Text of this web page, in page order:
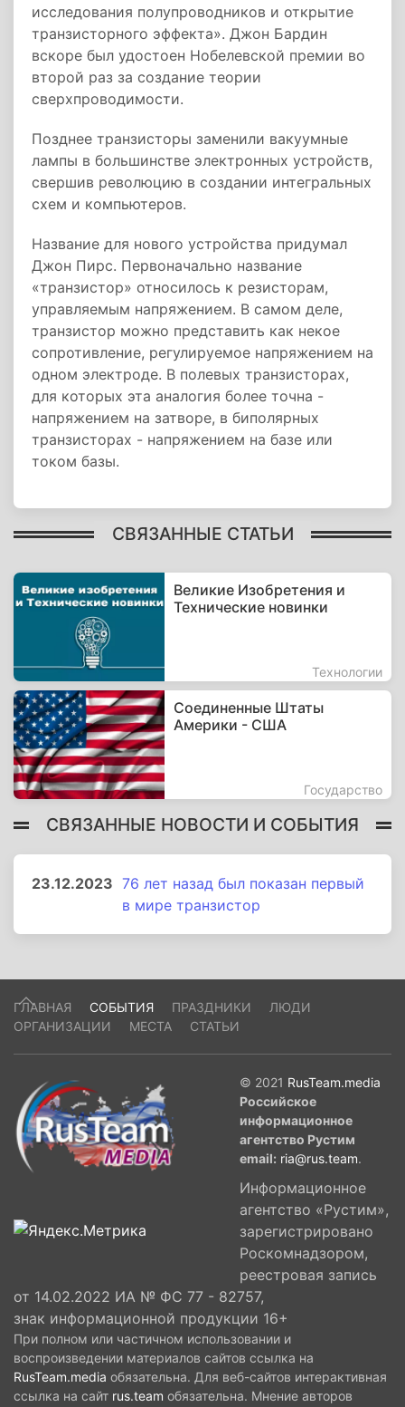
исследования полупроводников и открытие
транзисторного эффекта». Джон Бардин
вскоре был удостоен Нобелевской премии во
второй раз за создание теории
сверхпроводимости.
Позднее транзисторы заменили вакуумные
лампы в большинстве электронных устройств,
свершив революцию в создании интегральных
схем и компьютеров.
Название для нового устройства придумал
Джон Пирс. Первоначально название
«транзистор» относилось к резисторам,
управляемым напряжением. В самом деле,
транзистор можно представить как некое
сопротивление, регулируемое напряжением на
одном электроде. В полевых транзисторах,
для которых эта аналогия более точна -
напряжением на затворе, в биполярных
транзисторах - напряжением на базе или
током базы.
СВЯЗАННЫЕ СТАТЬИ
Великие Изобретения и
Технические новинки
Технологии
Соединенные Штаты
Америки - США
Государство
СВЯЗАННЫЕ НОВОСТИ И СОБЫТИЯ
23.12.2023 76 лет назад был показан первый
в мире транзистор
ГЛАВНАЯ СОБЫТИЯ ПРАЗДНИКИ
ЛЮДИ
ОРГАНИЗАЦИИ
МЕСТА СТАТЬИ
© 2021 RusTeam.media
Российское
информационное
агентство Рустим
email: ria@rus.team.
Информационное
агентство «Рустим»,
зарегистрировано
Роскомнадзором,
реестровая запись
от 14.02.2022 ИА № ФС 77 - 82757,
знак информационной продукции 16+
При полном или частичном использовании и
воспроизведении материалов сайтов ссылка на
RusTeam.media обязательна. Для веб-сайтов интерактивная
ссылка на сайт rus.team обязательна. Мнение авторов